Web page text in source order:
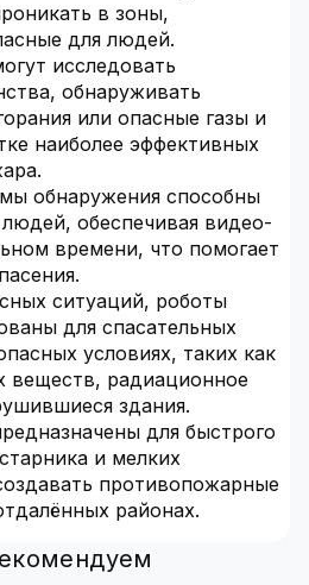
в зоны,
для людей.
исследовать
обнаруживать
или опасные газы и
наиболее эффективных
обнаружения способны
обеспечивая видео-
времени, что помогает
ситуаций, роботы
для спасательных
условиях, таких как
веществ, радиационное
здания.
для быстрого
и мелких
противопожарные
районах.